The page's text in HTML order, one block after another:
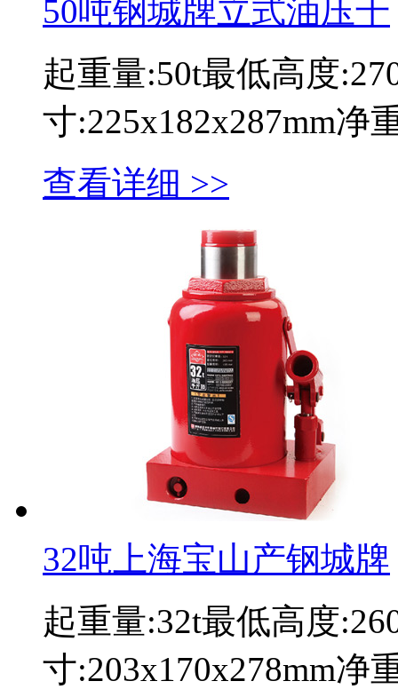
50吨钢城牌立式油压千
起重量:50t最低高度
寸:225x182x287mm
查看详细 >>
32吨上海宝山产钢城牌
起重量:32t最低高度
寸:203x170x278mm